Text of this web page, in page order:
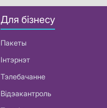
Для бізнесу
Пакеты
Інтэрнэт
Тэлебачанне
Відэакантроль